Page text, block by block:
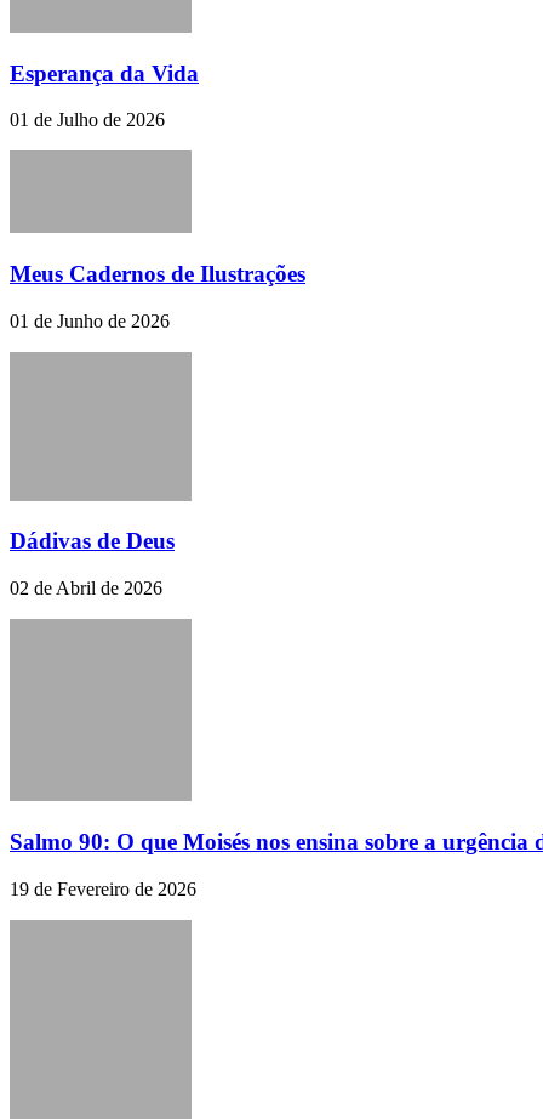
Esperança da Vida
01 de Julho de 2026
Meus Cadernos de Ilustrações
01 de Junho de 2026
Dádivas de Deus
02 de Abril de 2026
Salmo 90: O que Moisés nos ensina sobre a urgência
19 de Fevereiro de 2026